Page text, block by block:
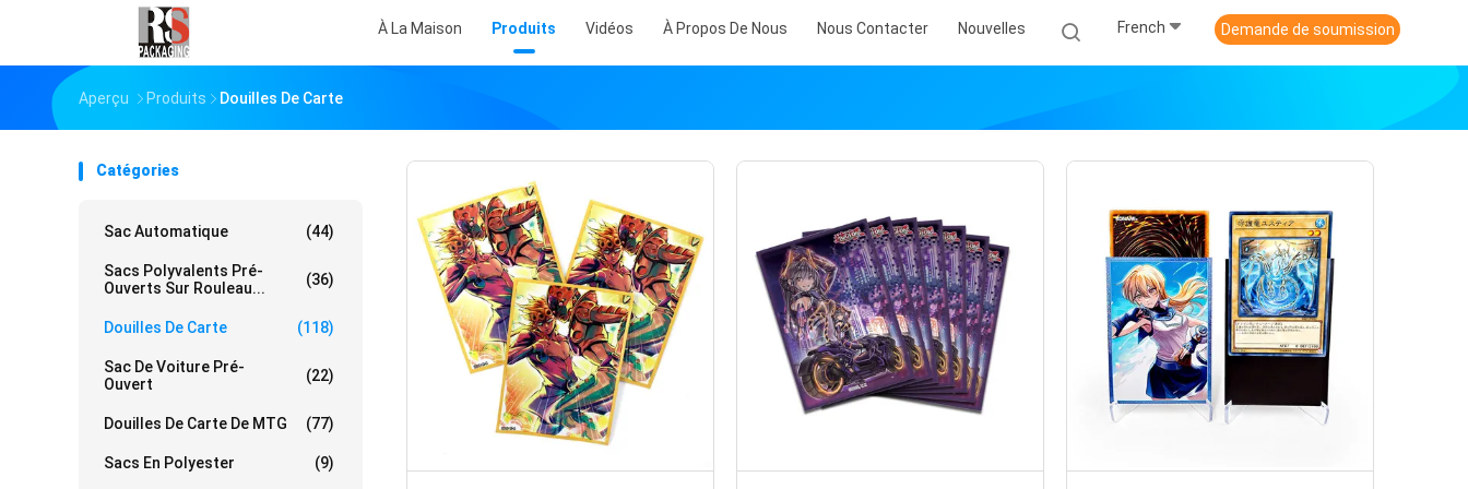
À La Maison Produits Vidéos À Propos De Nous Nous Contacter Nouvelles French Demande de soumission
Aperçu Produits Douilles De Carte
Catégories
Sac Automatique (44)
Sacs Polyvalents Pré-
Ouverts Sur Rouleau...
(36)
Douilles De Carte (118)
Sac De Voiture Pré-
Ouvert
(22)
Douilles De Carte De MTG (77)
Sacs En Polyester (9)